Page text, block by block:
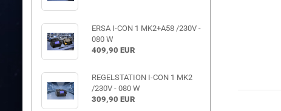
ERSA I-CON 1 MK2+A58 /230V -
080 W
409,90 EUR
REGELSTATION I-CON 1 MK2
/230V - 080 W
309,90 EUR